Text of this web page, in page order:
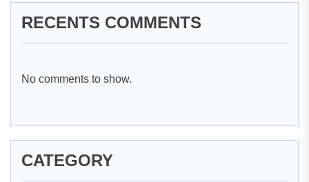
RECENTS COMMENTS
No comments to show.
CATEGORY